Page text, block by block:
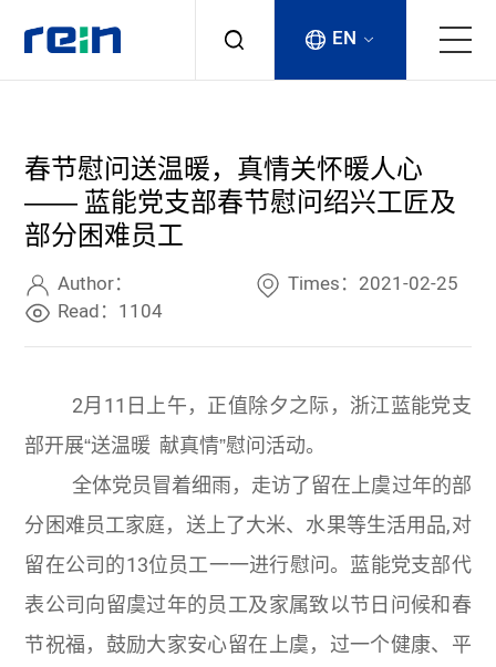
Products
Services
Cases
Contact
EN
春节慰问送温暖，真情关怀暖人心
—— 蓝能党支部春节慰问绍兴工匠及
部分困难员工
Author：
Times：2021-02-25
Read：1104
2月11 日上午，正值除夕之际，浙江蓝能党支
部开展“送温暖 献真情”慰问活动。
全体党员冒着细雨，走访了留在上虞过年的部
分困难员工家庭，送上了大米、水果等生活用品,对
留在公司的13位员工一一进行慰问。蓝能党支部代
表公司向留虞过年的员工及家属致以节日问候和春
节祝福，鼓励大家安心留在上虞，过一个健康、平